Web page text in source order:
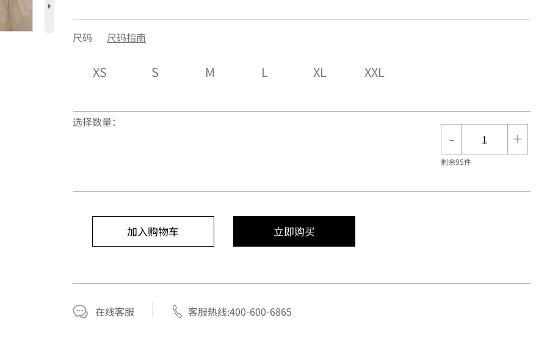
5
尺码 尺码指南
XS S M L XL XXL
选择数量：
- +
剩余95件
加入购物车 立即购买
在线客服 客服热线:400-600-6865